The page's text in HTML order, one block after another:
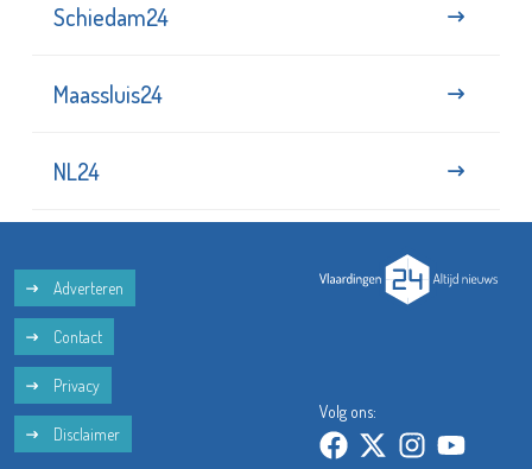
Schiedam24
Maassluis24
NL24
Adverteren
Contact
Privacy
Disclaimer
Volg ons: